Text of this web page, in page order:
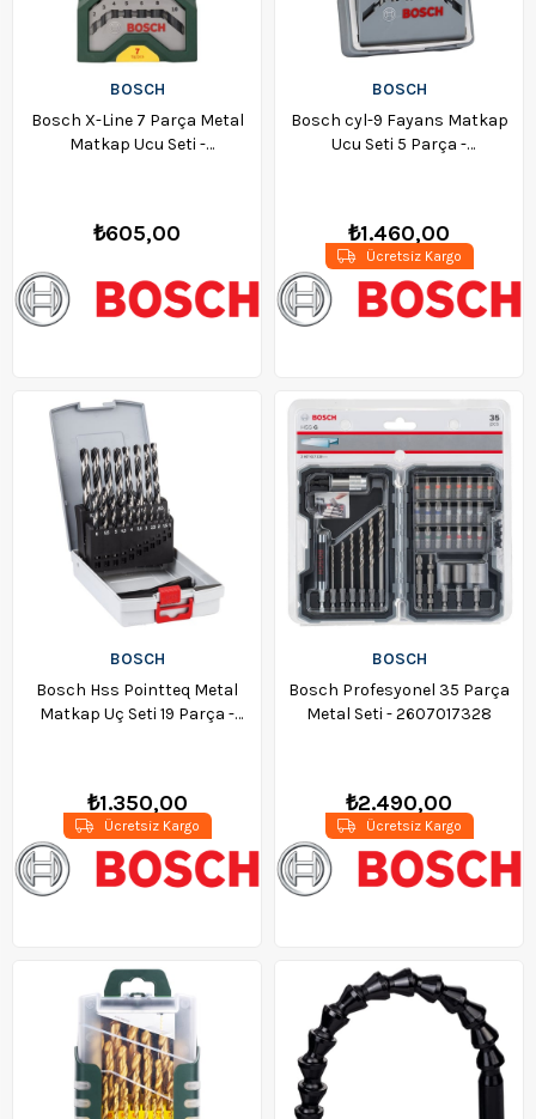
BOSCH
Bosch X-Line 7 Parça Metal
Matkap Ucu Seti -
₺605,00
BOSCH
Bosch cyl-9 Fayans Matkap
Ucu Seti 5 Parça -
₺1.460,00
Ücretsiz Kargo
BOSCH
Bosch Hss Pointteq Metal
Matkap Uç Seti 19 Parça -
₺1.350,00
Ücretsiz Kargo
BOSCH
Bosch Profesyonel 35 Parça
Metal Seti - 2607017328
₺2.490,00
Ücretsiz Kargo